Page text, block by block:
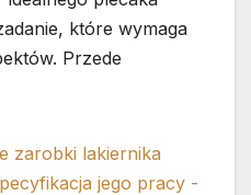
które wymaga
Przede
zarobki lakiernika
jego pracy -